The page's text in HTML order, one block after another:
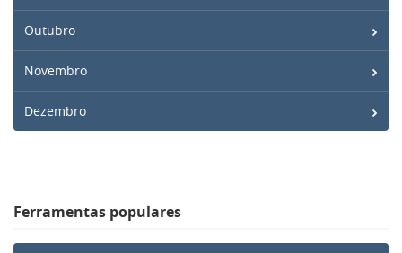
Outubro
Novembro
Dezembro
Ferramentas populares